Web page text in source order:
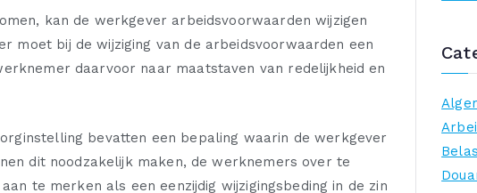
kan de werkgever arbeidsvoorwaarden wijzigen
moet bij de wijziging van de arbeidsvoorwaarden een
daarvoor naar maatstaven van redelijkheid en
bevatten een bepaling waarin de werkgever
dit noodzakelijk maken, de werknemers over te
te merken als een eenzijdig wijzigingsbeding in de zin